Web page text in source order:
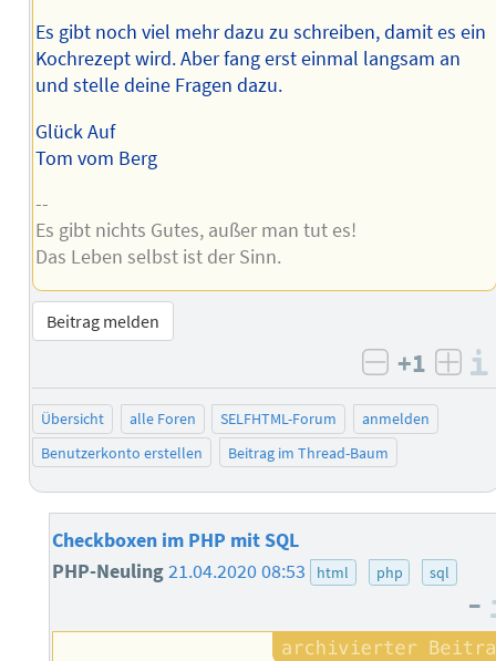
Es gibt noch viel mehr dazu zu schreiben, damit es ein
Kochrezept wird. Aber fang erst einmal langsam an
und stelle deine Fragen dazu.
Glück Auf
Tom vom Berg
--
Es gibt nichts Gutes, außer man tut es!
Das Leben selbst ist der Sinn.
Beitrag melden
negativ
+1
Übersicht alle Foren SELFHTML-Forum
anmelden
Benutzerkonto erstellen
Beitrag im Thread-Baum
Checkboxen im PHP mit SQL
PHP-Neuling21.04.2020 08:53 html php sql
–